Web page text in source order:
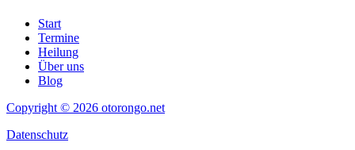
Start
Termine
Heilung
Über uns
Blog
Copyright © 2026 otorongo.net
Datenschutz